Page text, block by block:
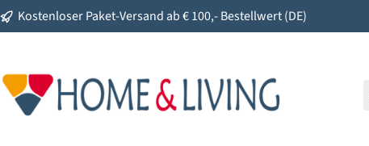
Zur Hauptnavigation springen
Kostenloser Paket-Versand ab € 100,- Bestellwert (DE)